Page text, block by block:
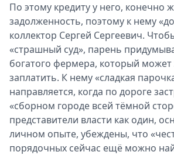
релизы
О
Metro
Стримы
Спецпроекты
Звезды
Выборы
2026
Скачай
Metro
По этому кредиту у него, конечно
задолженность, поэтому к нему
коллектор Сергей Сергеевич.
«страшный суд», парень
богатого фермера, который может
заплатить. К нему «сладкая
направляется, когда по дороге
«сборном городе всей тёмной
представители власти как один,
личном опыте, убеждены, что
порядочных сейчас ещё можно